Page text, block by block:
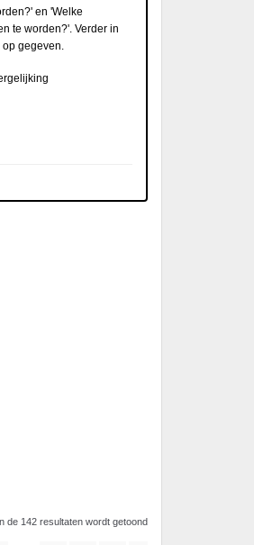
en 'Welke
te worden?'. Verder in
gegeven.
de 142 resultaten wordt getoond